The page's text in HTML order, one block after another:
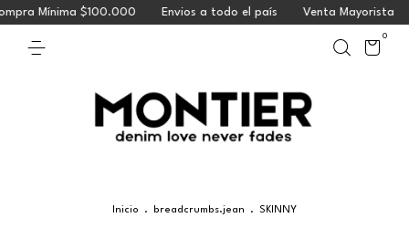
Mínima $100.000 Envios a todo el país Venta Mayorista
0
Inicio . breadcrumbs.jean . SKINNY